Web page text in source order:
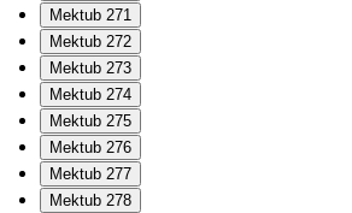
Mektub 271
Mektub 272
Mektub 273
Mektub 274
Mektub 275
Mektub 276
Mektub 277
Mektub 278